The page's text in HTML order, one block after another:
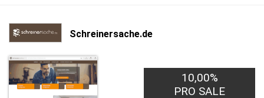
Schreinersache.de
10,00%
PRO SALE